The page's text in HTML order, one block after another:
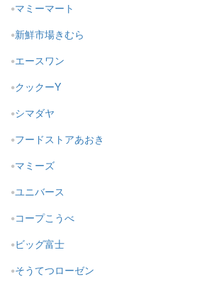
マミーマート
新鮮市場きむら
エースワン
クックーY
シマダヤ
フードストアあおき
マミーズ
ユニバース
コープこうべ
ビッグ富士
そうてつローゼン